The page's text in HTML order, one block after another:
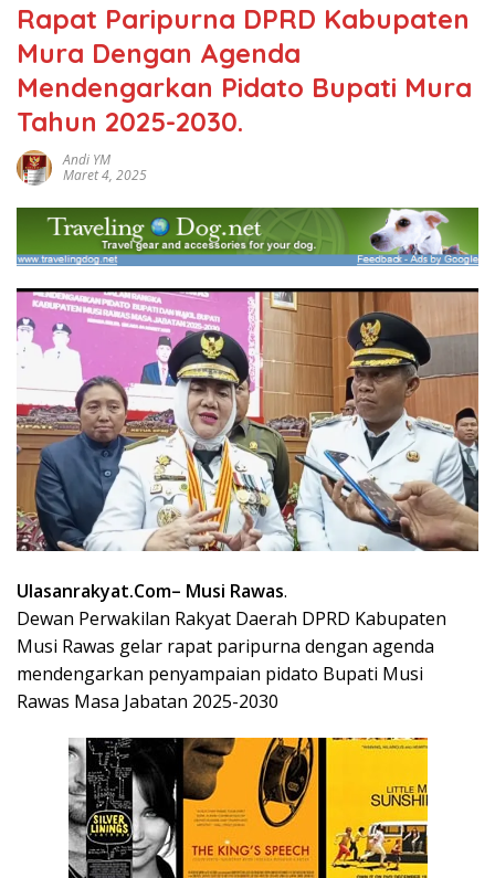
Rapat Paripurna DPRD Kabupaten
Mura Dengan Agenda
Mendengarkan Pidato Bupati Mura
Tahun 2025-2030.
Andi YM
Maret 4, 2025
Ulasanrakyat.Com– Musi Rawas.
Dewan Perwakilan Rakyat Daerah DPRD Kabupaten
Musi Rawas gelar rapat paripurna dengan agenda
mendengarkan penyampaian pidato Bupati Musi
Rawas Masa Jabatan 2025-2030